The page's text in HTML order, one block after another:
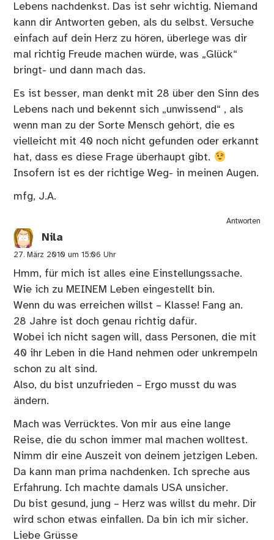
Lebens nachdenkst. Das ist sehr wichtig. Niemand
kann dir Antworten geben, als du selbst. Versuche
einfach auf dein Herz zu hören, überlege was dir
mal richtig Freude machen würde, was „Glück“
bringt- und dann mach das.
Es ist besser, man denkt mit 28 über den Sinn des
Lebens nach und bekennt sich „unwissend“ , als
wenn man zu der Sorte Mensch gehört, die es
vielleicht mit 40 noch nicht gefunden oder erkannt
hat, dass es diese Frage überhaupt gibt.
Insofern ist es der richtige Weg- in meinen Augen.
mfg, J.A.
Antworten
Nila
27. März 2010 um 15:06 Uhr
Hmm, für mich ist alles eine Einstellungssache.
Wie ich zu MEINEM Leben eingestellt bin.
Wenn du was erreichen willst – Klasse! Fang an.
28 Jahre ist doch genau richtig dafür.
Wobei ich nicht sagen will, dass Personen, die mit
40 ihr Leben in die Hand nehmen oder unkrempeln
schon zu alt sind.
Also, du bist unzufrieden – Ergo musst du was
ändern.
Mach was Verrücktes. Von mir aus eine lange
Reise, die du schon immer mal machen wolltest.
Nimm dir eine Auszeit von deinem jetzigen Leben.
Da kann man prima nachdenken. Ich spreche aus
Erfahrung. Ich machte damals USA unsicher.
Du bist gesund, jung – Herz was willst du mehr. Dir
wird schon etwas einfallen. Da bin ich mir sicher.
Liebe Grüsse